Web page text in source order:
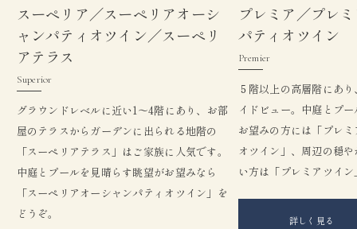
スーペリア／スーペリアオーシ
ャンパティオツイン／スーペリ
アテラス
Superior
グラウンドレベルに近い1〜4階にあり、お部
屋のテラスからガーデンに出られる地階の
「スーペリアテラス」はご家族に人気です。
中庭とプールを見晴らす眺望がお望みなら
「スーペリアオーシャンパティオツイン」を
どうぞ。
プレミア／プレ
パティオツイン
Premier
５階以上の高層階にあ
イドビュー。中庭とプ
お望みの方には「プレ
オツイン」、周辺の穏
い方は「プレミアツイ
詳しく見る